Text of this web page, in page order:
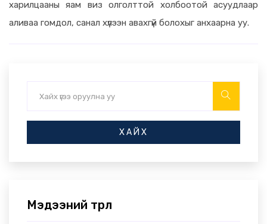
харилцааны яам виз олголттой холбоотой асуудлаар
аливаа гомдол, санал хүлээн авахгүй болохыг анхаарна уу.
ХАЙХ
Мэдээний төрөл